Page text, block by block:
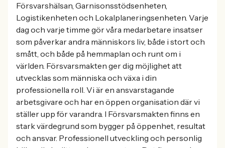
Försvarshälsan, Garnisonsstödsenheten,
Logistikenheten och Lokalplaneringsenheten. Varje
dag och varje timme gör våra medarbetare insatser
som påverkar andra människors liv, både i stort och
smått, och både på hemmaplan och runt om i
världen. Försvarsmakten ger dig möjlighet att
utvecklas som människa och växa i din
professionella roll. Vi är en ansvarstagande
arbetsgivare och har en öppen organisation där vi
ställer upp för varandra. I Försvarsmakten finns en
stark värdegrund som bygger på öppenhet, resultat
och ansvar. Professionell utveckling och personlig